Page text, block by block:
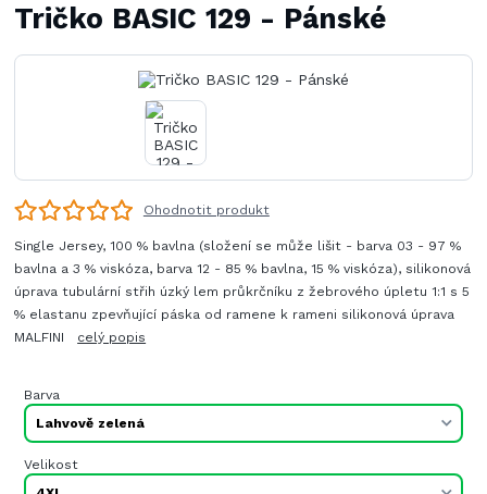
Tričko BASIC 129 - Pánské
Ohodnotit produkt
Single Jersey, 100 % bavlna (složení se může lišit - barva 03 - 97 %
bavlna a 3 % viskóza, barva 12 - 85 % bavlna, 15 % viskóza), silikonová
úprava tubulární střih úzký lem průkrčníku z žebrového úpletu 1:1 s 5
% elastanu zpevňující páska od ramene k rameni silikonová úprava
MALFINI celý popis
Barva
Velikost